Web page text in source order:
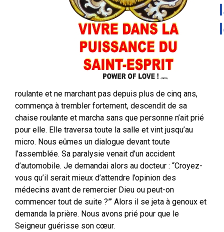
roulante et ne marchant pas depuis plus de cinq ans,
commença à trembler fortement, descendit de sa
chaise roulante et marcha sans que personne n’ait prié
pour elle. Elle traversa toute la salle et vint jusqu’au
micro. Nous eûmes un dialogue devant toute
l’assemblée. Sa paralysie venait d’un accident
d’automobile. Je demandai alors au docteur : “Croyez-
vous qu’il serait mieux d’attendre l’opinion des
médecins avant de remercier Dieu ou peut-on
commencer tout de suite ?”’ Alors il se jeta à genoux et
demanda la prière. Nous avons prié pour que le
Seigneur guérisse son cœur.